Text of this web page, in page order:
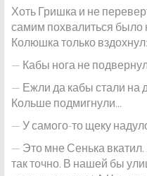
Хоть Гришка и не
самим похвалиться было
Колюшка только вздохнул:
— Кабы нога не
— Ежли да кабы стали на
Кольше подмигнули...
— У самого-то щеку
— Это мне Сенька
так точно. В нашей бы